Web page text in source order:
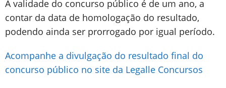
A validade do concurso público é de um ano, a
contar da data de homologação do resultado,
podendo ainda ser prorrogado por igual período.
Acompanhe a divulgação do resultado final do
concurso público no site da Legalle Concursos